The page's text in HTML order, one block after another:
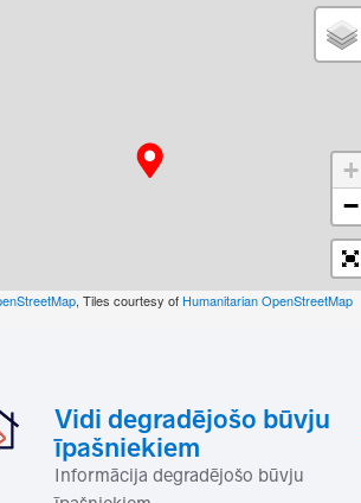
+
−
, Tiles courtesy of Humanitarian OpenStreetMap
Vidi degradējošo būvju
īpašniekiem
Informācija degradējošo būvju